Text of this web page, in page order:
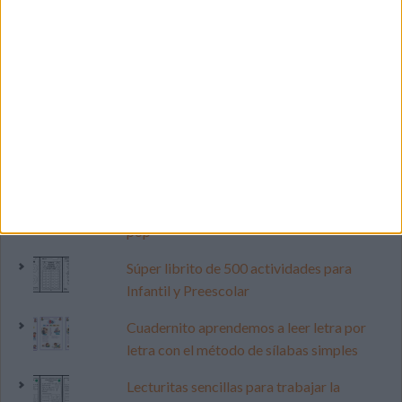
pop
Súper librito de 500 actividades para
Infantil y Preescolar
Cuadernito aprendemos a leer letra por
letra con el método de sílabas simples
Lecturitas sencillas para trabajar la